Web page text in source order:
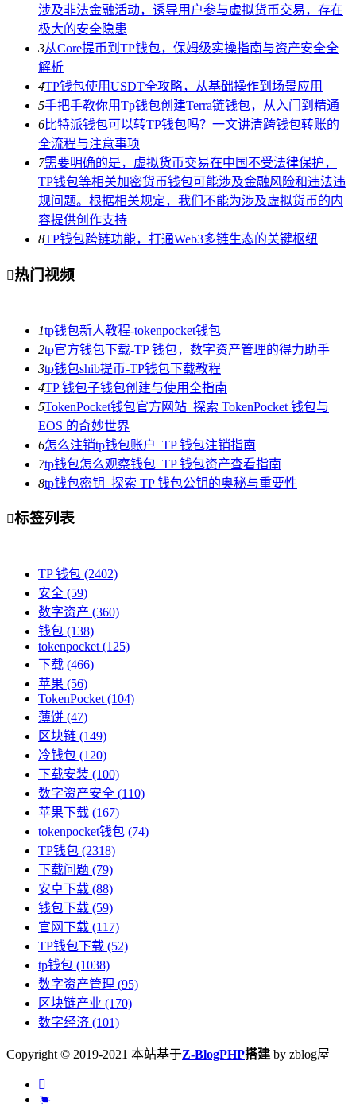
涉及非法金融活动，诱导用户参与虚拟货币交易，存在
极大的安全隐患
3从Core提币到TP钱包，保姆级实操指南与资产安全全
解析
4TP钱包使用USDT全攻略，从基础操作到场景应用
5手把手教你用Tp钱包创建Terra链钱包，从入门到精通
6比特派钱包可以转TP钱包吗？一文讲清跨钱包转账的
全流程与注意事项
7需要明确的是，虚拟货币交易在中国不受法律保护，
TP钱包等相关加密货币钱包可能涉及金融风险和违法违
规问题。根据相关规定，我们不能为涉及虚拟货币的内
容提供创作支持
8TP钱包跨链功能，打通Web3多链生态的关键枢纽
热门视频
1tp钱包新人教程-tokenpocket钱包
2tp官方钱包下载-TP 钱包，数字资产管理的得力助手
3tp钱包shib提币-TP钱包下载教程
4TP 钱包子钱包创建与使用全指南
5TokenPocket钱包官方网站_探索 TokenPocket 钱包与
EOS 的奇妙世界
6怎么注销tp钱包账户_TP 钱包注销指南
7tp钱包怎么观察钱包_TP 钱包资产查看指南
8tp钱包密钥_探索 TP 钱包公钥的奥秘与重要性
标签列表
TP 钱包 (2402)
安全 (59)
数字资产 (360)
钱包 (138)
tokenpocket (125)
下载 (466)
苹果 (56)
TokenPocket (104)
薄饼 (47)
区块链 (149)
冷钱包 (120)
下载安装 (100)
数字资产安全 (110)
苹果下载 (167)
tokenpocket钱包 (74)
TP钱包 (2318)
下载问题 (79)
安卓下载 (88)
钱包下载 (59)
官网下载 (117)
TP钱包下载 (52)
tp钱包 (1038)
数字资产管理 (95)
区块链产业 (170)
数字经济 (101)
Copyright © 2019-2021 本站基于Z-BlogPHP搭建 by zblog屋

